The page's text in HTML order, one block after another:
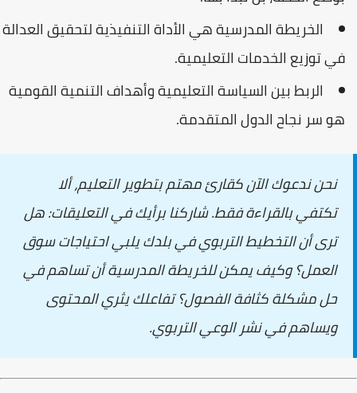
الخريطة المدرسية هي الأداة التنفيذية لتحقيق العدالة
في توزيع الخدمات التعليمية.
الربط بين السياسة التعليمية وأهداف التنمية القومية
هو سر نجاح الدول المتقدمة.
نحن ندعوك الآن كقارئ مهتم بتطوير التعليم، ألا
تكتفي بالقراءة فقط. شاركنا برأيك في التعليقات: هل
ترى أن التخطيط التربوي في بلدك يلبي احتياجات سوق
العمل؟ وكيف يمكن للخريطة المدرسية أن تساهم في
حل مشكلة كثافة الفصول؟ تفاعلك يثري المحتوى
ويساهم في نشر الوعي التربوي.